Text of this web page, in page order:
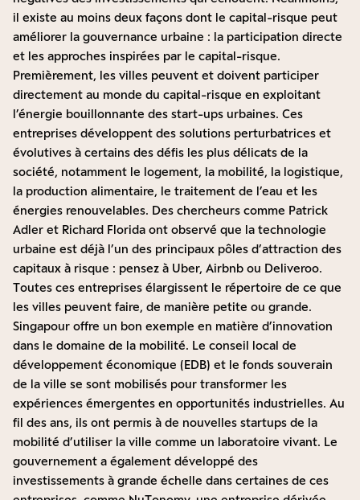
il existe au moins deux façons dont le capital-risque peut
améliorer la gouvernance urbaine : la participation directe
et les approches inspirées par le capital-risque.
Premièrement, les villes peuvent et doivent participer
directement au monde du capital-risque en exploitant
l’énergie bouillonnante des start-ups urbaines. Ces
entreprises développent des solutions perturbatrices et
évolutives à certains des défis les plus délicats de la
société, notamment le logement, la mobilité, la logistique,
la production alimentaire, le traitement de l’eau et les
énergies renouvelables. Des chercheurs comme Patrick
Adler et Richard Florida ont observé que la technologie
urbaine est déjà l’un des principaux pôles d’attraction des
capitaux à risque : pensez à Uber, Airbnb ou Deliveroo.
Toutes ces entreprises élargissent le répertoire de ce que
les villes peuvent faire, de manière petite ou grande.
Singapour offre un bon exemple en matière d’innovation
dans le domaine de la mobilité. Le conseil local de
développement économique (EDB) et le fonds souverain
de la ville se sont mobilisés pour transformer les
expériences émergentes en opportunités industrielles. Au
fil des ans, ils ont permis à de nouvelles startups de la
mobilité d’utiliser la ville comme un laboratoire vivant. Le
gouvernement a également développé des
investissements à grande échelle dans certaines de ces